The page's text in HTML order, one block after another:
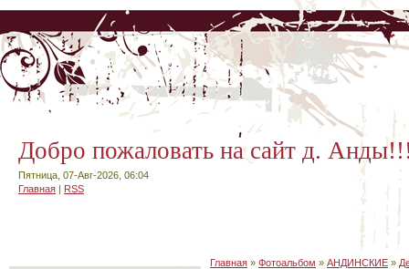
Добро пожаловать на сайт д.
Пятница, 07-Авг-2026, 06:04
Главная | RSS
Главная » Фотоальбом » АНДИНСКИЕ »